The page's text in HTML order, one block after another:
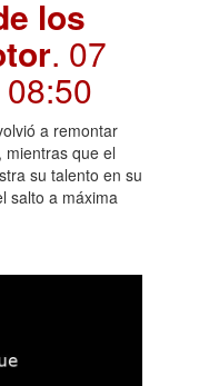
los
. 07
a remontar
mientras que el
su talento en su
salto a máxima